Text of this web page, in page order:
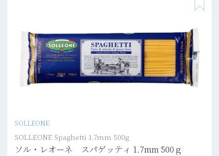
SOLLEONE
SOLLEONE Spaghetti 1.7mm 500g
ソル・レオーネ スパゲッティ 1.7mm 500ｇ